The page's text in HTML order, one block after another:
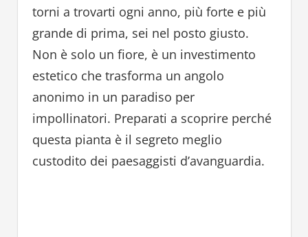
torni a trovarti ogni anno, più forte e più
grande di prima, sei nel posto giusto.
Non è solo un fiore, è un investimento
estetico che trasforma un angolo
anonimo in un paradiso per
impollinatori. Preparati a scoprire perché
questa pianta è il segreto meglio
custodito dei paesaggisti d’avanguardia.